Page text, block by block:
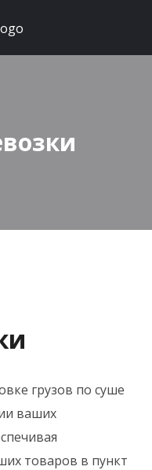
грузов по суше
ваших
товаров в пункт